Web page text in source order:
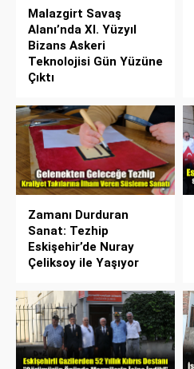
Malazgirt Savaş
Alanı’nda XI. Yüzyıl
Bizans Askeri
Teknolojisi Gün Yüzüne
Çıktı
Zamanı Durduran
Sanat: Tezhip
Eskişehir’de Nuray
Çeliksoy ile Yaşıyor